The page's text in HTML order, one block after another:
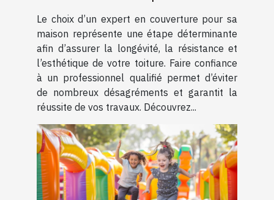
couverture pour votre
maison
Le choix d’un expert en couverture pour sa
maison représente une étape déterminante
afin d’assurer la longévité, la résistance et
l’esthétique de votre toiture. Faire confiance
à un professionnel qualifié permet d’éviter
de nombreux désagréments et garantit la
réussite de vos travaux. Découvrez...